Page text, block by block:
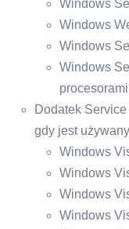
Windows
Windows
Windows
Windows
Dodatek
gdy jest
Windows
Windows
Windows
Windows